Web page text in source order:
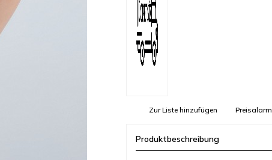
Zur Liste hinzufügen Preisalarm
Produktbeschreibung